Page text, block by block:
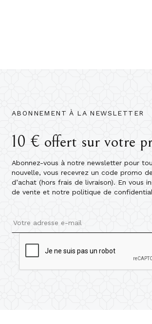
ABONNEMENT À LA NEWSLETTER
10 € offert sur votre
Abonnez-vous à notre newsletter pour
nouvelle, vous recevrez un code promo
d’achat (hors frais de livraison). En vous
de vente et notre politique de